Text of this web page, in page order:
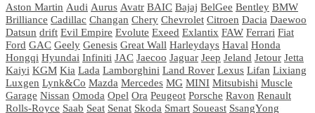
Aston Martin Audi Aurus Avatr BAIC Bajaj BelGee Bentley BMW
Brilliance Cadillac Changan Chery Chevrolet Citroen Dacia Daewoo
Datsun drift Evil Empire Evolute Exeed Exlantix FAW Ferrari Fiat
Ford GAC Geely Genesis Great Wall Harleydays Haval Honda
Hongqi Hyundai Infiniti JAC Jaecoo Jaguar Jeep Jeland Jetour Jetta
Kaiyi KGM Kia Lada Lamborghini Land Rover Lexus Lifan Lixiang
Luxgen Lynk&Co Mazda Mercedes MG MINI Mitsubishi Muscle
Garage Nissan Omoda Opel Ora Peugeot Porsche Ravon Renault
Rolls-Royce Saab Seat Senat Skoda Smart Soueast SsangYong